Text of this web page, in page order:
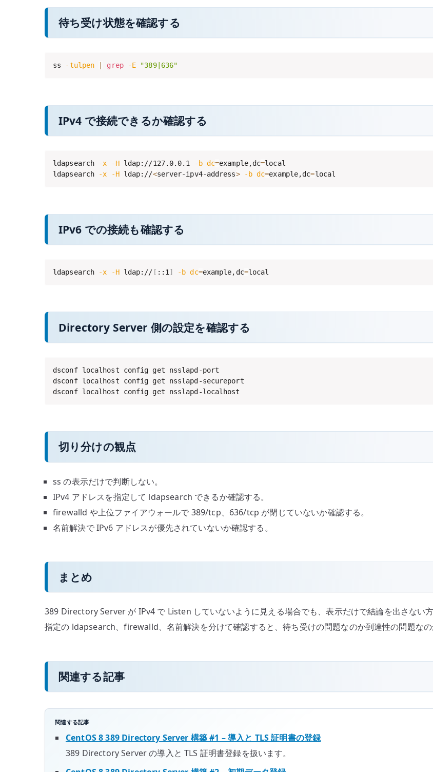
待ち受け状態を確認する
ss -tulpen grep -E "389|636"
IPv4 で接続できるか確認する
ldapsearch -x -H ldap://127.0.0.1 -b dc=example,dc=local
ldapsearch
-x -H ldap://<server-ipv4-address> -b dc=example,dc=local
IPv6 での接続も確認する
ldapsearch -x -H ldap:// [ ::1 ] -b dc=example,dc=local
Directory Server 側の設定を確認する
dsconf localhost config get nsslapd-port
dsconf localhost config get nsslapd-secureport
dsconf localhost config get nsslapd-localhost
切り分けの観点
ss の表示だけで判断しない。
IPv4 アドレスを指定して ldapsearch できるか確認する。
firewalld や上位ファイアウォールで 389/tcp、636/tcp が閉じていないか確認する。
名前解決で IPv6 アドレスが優先されていないか確認する。
まとめ
389 Directory Server が IPv4 で Listen していないように見える場合でも、表示だけで結論を出さない
指定の ldapsearch、firewalld、名前解決を分けて確認すると、待ち受けの問題なのか到達性の問題なの
関連する記事
関連する記事
CentOS 8 389 Directory Server 構築 #1 – 導入と TLS 証明書の登録
389 Directory Server の導入と TLS 証明書登録を扱います。